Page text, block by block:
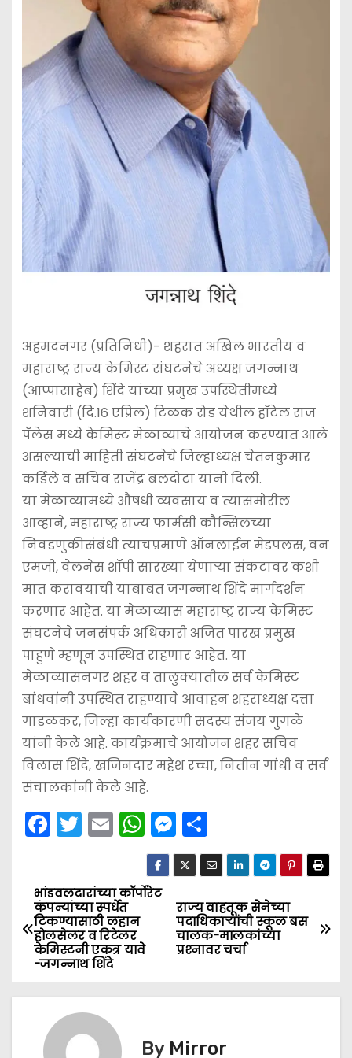
अहमदनगर (प्रतिनिधी)- शहरात अखिल भारतीय व
महाराष्ट्र राज्य केमिस्ट संघटनेचे अध्यक्ष जगन्नाथ
(आप्पासाहेब) शिंदे यांच्या प्रमुख उपस्थितीमध्ये
शनिवारी (दि.16 एप्रिल) टिळक रोड येथील हॉटेल राज
पॅलेस मध्ये केमिस्ट मेळाव्याचे आयोजन करण्यात आले
असल्याची माहिती संघटनेचे जिल्हाध्यक्ष चेतनकुमार
कर्डिले व सचिव राजेंद्र बलदोटा यांनी दिली.
या मेळाव्यामध्ये औषधी व्यवसाय व त्यासमोरील
आव्हाने, महाराष्ट्र राज्य फार्मसी कौन्सिलच्या
निवडणुकीसंबंधी त्याचप्रमाणे ऑनलाईन मेडपलस, वन
एमजी, वेलनेस शॉपी सारख्या येणार्‍या संकटावर कशी
मात करावयाची याबाबत जगन्नाथ शिंदे मार्गदर्शन
करणार आहेत. या मेळाव्यास महाराष्ट्र राज्य केमिस्ट
संघटनेचे जनसंपर्क अधिकारी अजित पारख प्रमुख
पाहुणे म्हणून उपस्थित राहणार आहेत. या
मेळाव्यासनगर शहर व तालुक्यातील सर्व केमिस्ट
बांधवांनी उपस्थित राहण्याचे आवाहन शहराध्यक्ष दत्ता
गाडळकर, जिल्हा कार्यकारणी सदस्य संजय गुगळे
यांनी केले आहे. कार्यक्रमाचे आयोजन शहर सचिव
विलास शिंदे, खजिनदार महेश रच्चा, नितीन गांधी व सर्व
संचालकांनी केले आहे.
F
a
e
b
o
o
k
T
w
er
E
m
l
W
h
a
ts
p
M
e
s
s
e
n
er
S
h
ar
e
P
o
s
t
राज्य वाहतूक सेनेच्या
पदाधिकार्‍यांची स्कूल बस
चालक-मालकांच्या
प्रश्‍नावर चर्चा
भांडवलदारांच्या कॉर्पोरेट
कंपन्यांच्या स्पर्धेत
टिकण्यासाठी लहान
होलसेलर व रिटेलर
केमिस्टनी एकत्र यावे
-जगन्नाथ शिंदे
By Mirror